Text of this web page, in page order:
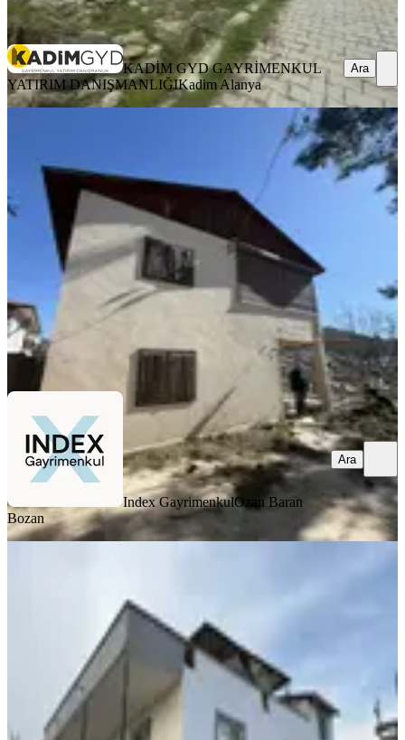
KADİM GYD GAYRİMENKUL
YATIRIM DANIŞMANLIĞIKadim Alanya
Ara
İndex Gayrimenkulden Fındıkpınarı
Mezitli, Fındıkpınarı Mahallesi
500 m² 25.03.2026
6.250.000 ₺
Index Gayrimenkul
Index GayrimenkulOzan Baran
Bozan
Ara
Mezitli, Şahin Tepesi Mahallesi
2+1
130 m²·06.02.2026
10.000.000 ₺